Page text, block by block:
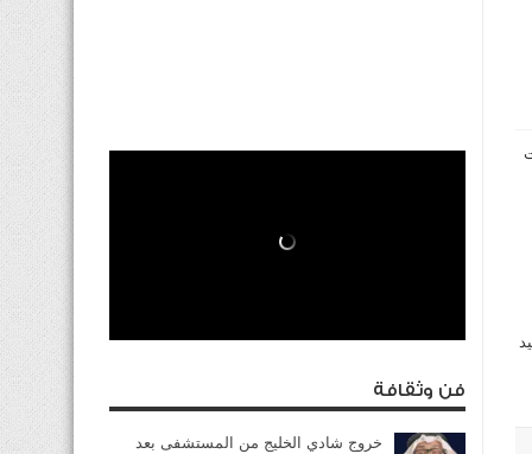
فن وثقافة
خروج شادي الخليج من المستشفى بعد